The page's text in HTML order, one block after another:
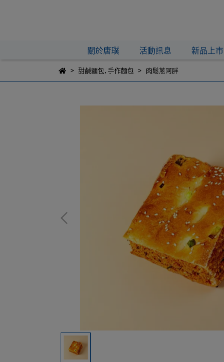
關於唐璞 活動訊息 新品上市
甜鹹麵包,手作麵包 肉鬆蔥阿胖